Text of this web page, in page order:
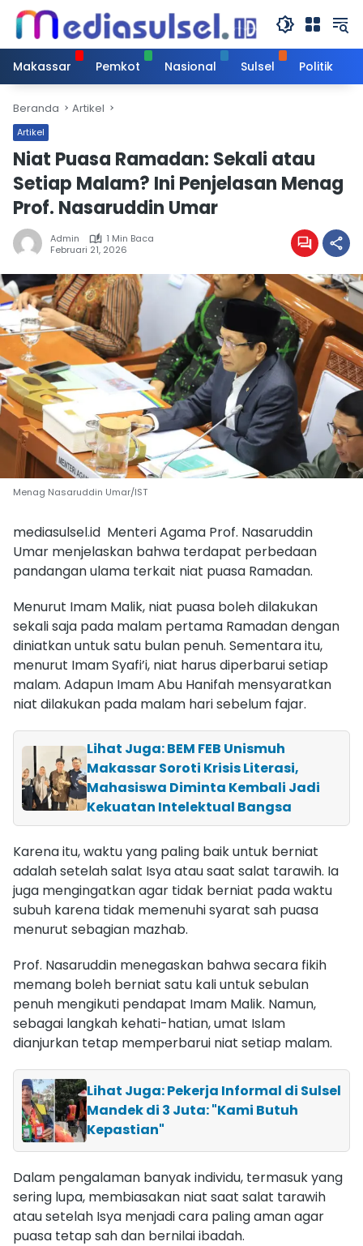
Langsung
konten
Makassar
Pemkot Nasional Sulsel Politik
Beranda Artikel
Artikel
Niat Puasa Ramadan: Sekali atau
Setiap Malam? Ini Penjelasan Menag
Prof. Nasaruddin Umar
Admin
1 Min Baca
Februari 21, 2026
Menag Nasaruddin Umar/IST
mediasulsel.id Menteri Agama Prof. Nasaruddin
Umar menjelaskan bahwa terdapat perbedaan
pandangan ulama terkait niat puasa Ramadan.
Menurut Imam Malik, niat puasa boleh dilakukan
sekali saja pada malam pertama Ramadan dengan
diniatkan untuk satu bulan penuh. Sementara itu,
menurut Imam Syafi’i, niat harus diperbarui setiap
malam. Adapun Imam Abu Hanifah mensyaratkan
niat dilakukan pada malam hari sebelum fajar.
Lihat Juga: BEM FEB Unismuh
Makassar Soroti Krisis Literasi,
Mahasiswa Diminta Kembali Jadi
Kekuatan Intelektual Bangsa
Karena itu, waktu yang paling baik untuk berniat
adalah setelah salat Isya atau saat salat tarawih. Ia
juga mengingatkan agar tidak berniat pada waktu
subuh karena tidak memenuhi syarat sah puasa
menurut sebagian mazhab.
Prof. Nasaruddin menegaskan bahwa secara fikih
memang boleh berniat satu kali untuk sebulan
penuh mengikuti pendapat Imam Malik. Namun,
sebagai langkah kehati-hatian, umat Islam
dianjurkan tetap memperbarui niat setiap malam.
Lihat Juga: Pekerja Informal di Sulsel
Mandek di 3 Juta: "Kami Butuh
Kepastian"
Dalam pengalaman banyak individu, termasuk yang
sering lupa, membiasakan niat saat salat tarawih
atau setelah Isya menjadi cara paling aman agar
puasa tetap sah dan bernilai ibadah.